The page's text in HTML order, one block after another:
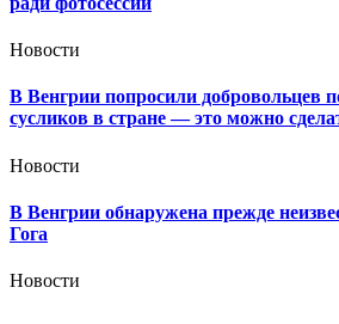
Новости
В Венгрии попросили добровольцев
сусликов в стране — это можно
Новости
В Венгрии обнаружена прежде
Гога
Новости